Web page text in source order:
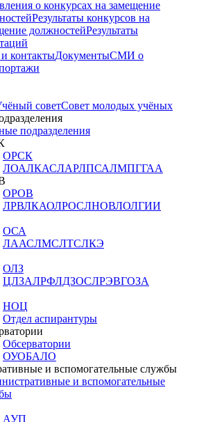
о конкурсах на замещение
Результаты конкурсов на
должностейРезультаты
контактыДокументыСМИ о
советСовет молодых учёных
подразделения
ОРСК
ЛОАЛКАСЛАРЛПСАЛМПГГАА
ОРОВ
ЛРВЛКАОЛРОСЛНОВЛОЛГИИ
ОСА
ЛААСЛМСЛТСЛКЭ
ОЛЗ
ЦЛЗАЛРФЛДЗОСЛРЭВГОЗА
НОЦ
Отдел аспирантуры
Обсерватории
ОУОБАЛО
и вспомогательные службы
и вспомогательные
АУП